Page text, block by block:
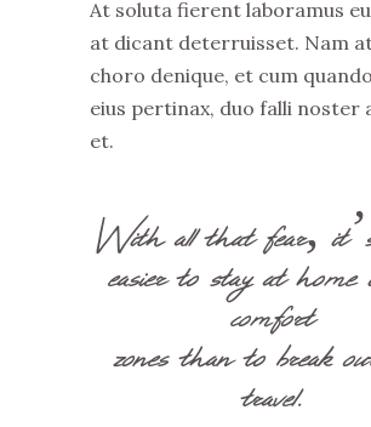
At soluta fierent laboramus
at dicant deterruisset. Nam
choro denique, et cum
eius pertinax, duo falli noster
et.
With all that fear,
easier to stay at
comfort
zones than to break
travel.